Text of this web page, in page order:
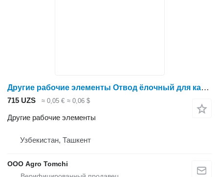
Другие рабочие элементы Отвод ёлочный для капельной трубки 16 мм для опрыскивателя
715 UZS ≈ 0,05 € ≈ 0,06 $
Другие рабочие элементы
Узбекистан, Ташкент
ООО Agro Tomchi